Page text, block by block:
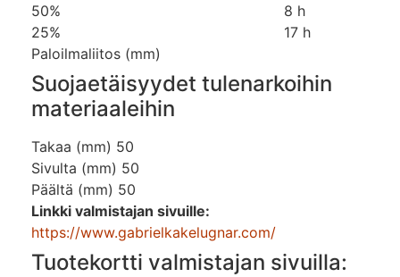
50% 8 h
25% 17 h
Paloilmaliitos (mm)
Suojaetäisyydet tulenarkoihin
materiaaleihin
Takaa (mm) 50
Sivulta (mm) 50
Päältä (mm) 50
Linkki valmistajan sivuille:
https://www.gabrielkakelugnar.com/
Tuotekortti valmistajan sivuilla: